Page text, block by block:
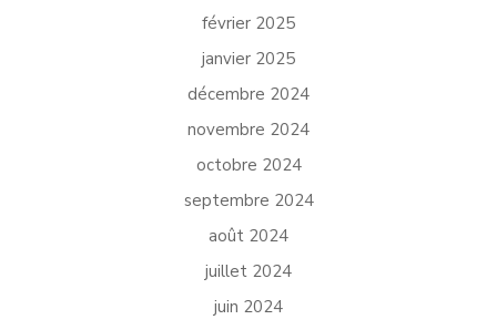
février 2025
janvier 2025
décembre 2024
novembre 2024
octobre 2024
septembre 2024
août 2024
juillet 2024
juin 2024